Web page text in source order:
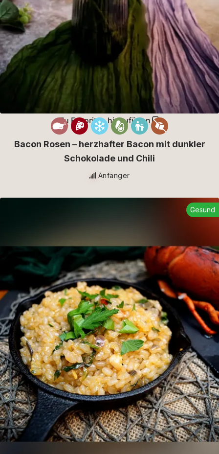
Zu Favoriten hinzufügen
Bacon Rosen – herzhafter Bacon mit dunkler
Schokolade und Chili
Anfänger
Gesund